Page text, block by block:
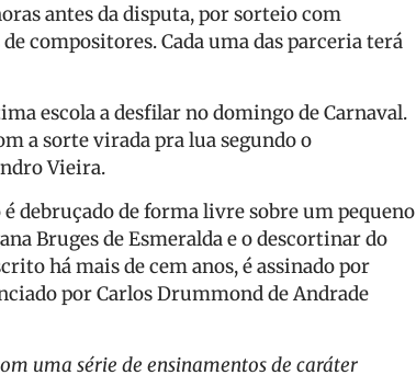
antes da disputa, por sorteio com
compositores. Cada uma das parceria terá
escola a desfilar no domingo de Carnaval.
a sorte virada pra lua segundo o
Vieira.
debruçado de forma livre sobre um pequeno
Bruges de Esmeralda e o descortinar do
há mais de cem anos, é assinado por
por Carlos Drummond de Andrade
uma série de ensinamentos de caráter